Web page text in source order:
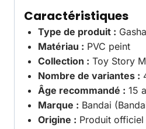
Caractéristiques
Type de produit :
Matériau : PVC peint
Collection : Toy Story
Nombre de variantes :
Âge recommandé : 15
Marque : Bandai
Origine : Produit